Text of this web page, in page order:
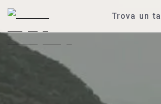
Trova un